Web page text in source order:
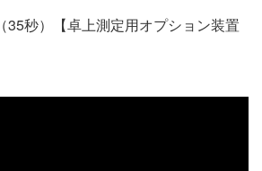
35秒）【卓上測定用オプション装置